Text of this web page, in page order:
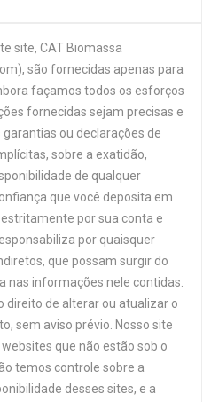
site, CAT Biomassa
são fornecidas apenas para
façamos todos os esforços
fornecidas sejam precisas e
ou declarações de
sobre a exatidão,
de qualquer
que você deposita em
por sua conta e
por quaisquer
que possam surgir do
nas informações nele contidas.
direito de alterar ou atualizar o
sem aviso prévio. Nosso site
que não estão sob o
temos controle sobre a
desses sites, e a